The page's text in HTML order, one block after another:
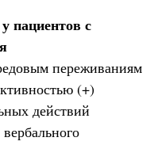
пациентов с
переживаниям
(+)
действий